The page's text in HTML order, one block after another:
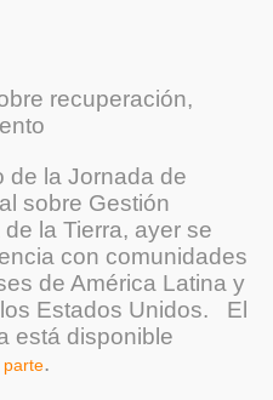
recuperación,
de la Jornada de
sobre Gestión
la Tierra, ayer se
con comunidades
de América Latina y
Estados Unidos. El
está disponible
parte.